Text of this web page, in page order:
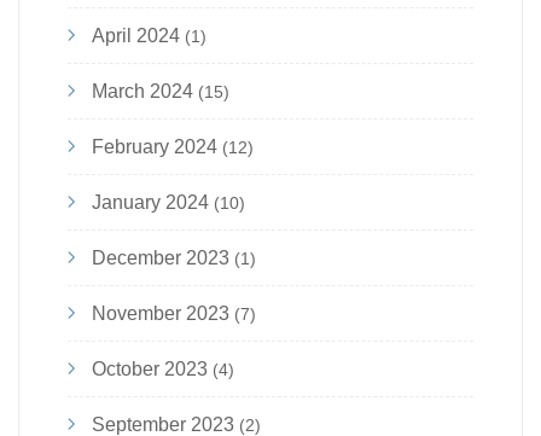
April 2024 (1)
March 2024 (15)
February 2024 (12)
January 2024 (10)
December 2023 (1)
November 2023 (7)
October 2023 (4)
September 2023 (2)